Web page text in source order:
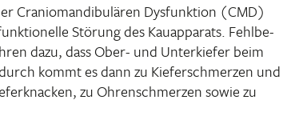
Cranio­man­di­bu­lären Dysfunk­tion (CMD)
Störung des Kauap­pa­rats. Fehl­be­
dazu, dass Ober- und Unter­kiefer beim
kommt es dann zu Kiefer­schmerzen und
zu Ohren­schmerzen sowie zu